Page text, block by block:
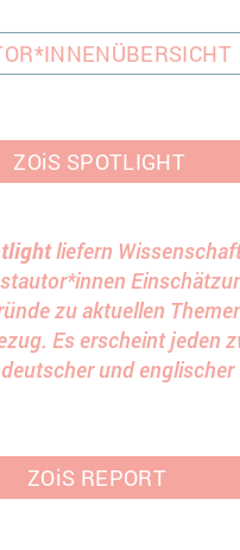
ZOiS SPOTLIGHT
liefern
zu aktuellen
Es erscheint jeden
und englischer
ZOiS REPORT